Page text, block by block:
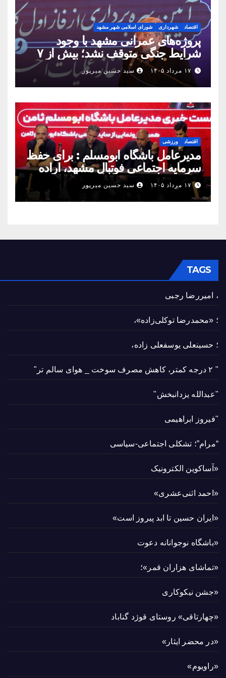
اقتصاد شهرداری شورای اسلامی شهر مشهد
پروژه‌های عمرانی مشهد با وجود
شرایط جنگی متوقف نشد؛ بیش از ۷
همت پروژه در ۱۶۰ روز به بهره‌برداری
رسید
۱۷ مرداد ۱۴۰۵ سید حسین میرپور
اقتصاد ورزشی
مدیرعامل باشگاه ابومسلم : برای حفظ
سرمایه اجتماعی فوتبال مشهد، اراده
مشترک استان شکل بگیرد
۱۷ مرداد ۱۴۰۵ سید حسین میرپور
TAGS
، امیررضا رجبی
؛ «محمدرضا توکلی‌زاده»،
؛ حسینعلی یوسفعلی زاده،
" ۲ درجه کمتر، کاهش مصرف سوخت _ هوای سالم تر"
"عبدالله یزدانبخش"
"فیروز ابراهیمی
“مرام”؛ تشکلی اجتماعی-سیاسی
«آساکوین الکترونیک
«احمد اثنی‌عشری»
«ایران حسین تا ابد پیروز است»
«باشگاه نوجوانانه دعوت
«تماشای هزاران قمر»؛
«جشن نیکوکاری
«چهارتاقی» روستای قوژد گناباد
«در محضر ایثار»
«راویوم»